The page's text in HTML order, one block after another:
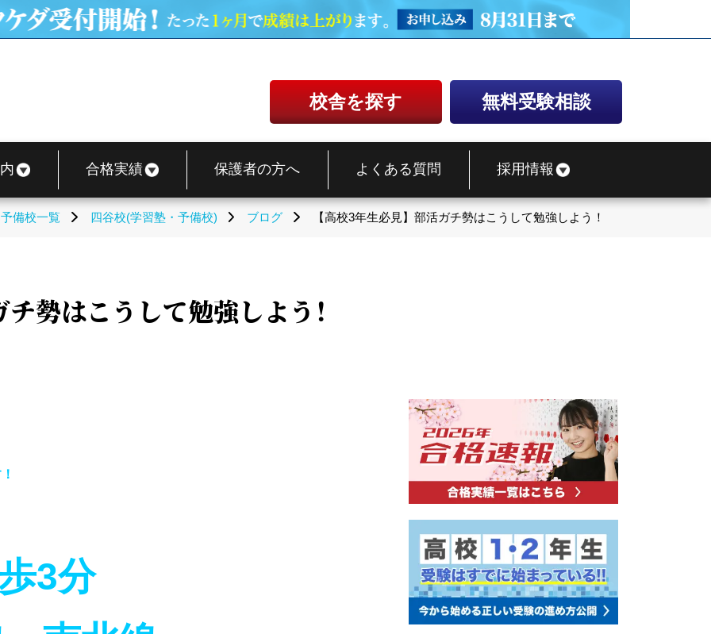
校舎を探す 無料受験相談
合格実績 保護者の方へ よくある質問 採用情報
備校一覧 四谷校(学習塾・予備校) ブログ 【高校3年生必見】部活ガチ勢はこうして勉強しよう！
勢はこうして勉強しよう！
3分